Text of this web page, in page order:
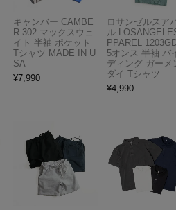
キャンバー CAMBE
R 302 マックスウェ
イト 半袖 ポケット
Tシャツ MADE IN U
SA
¥7,990
ロサンゼルスア
ル
PPAREL
5オンス 半袖 バ
ディング ガーメ
ダイ Tシャツ
¥4,990